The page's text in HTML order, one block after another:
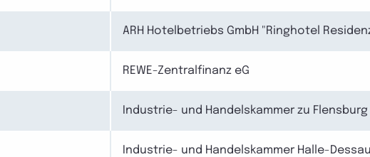
ARH Hotelbetriebs GmbH "Ringhotel
REWE-Zentralfinanz eG
Industrie- und Handelskammer zu Flensburg
Industrie- und Handelskammer Halle-